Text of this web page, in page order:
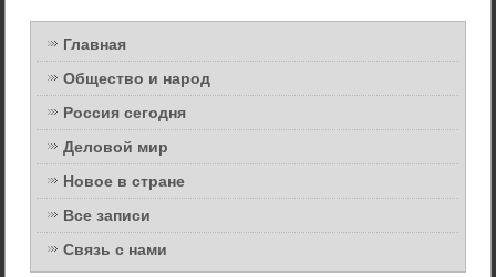
Главная
Общество и народ
Россия сегодня
Деловой мир
Новое в стране
Все записи
Связь с нами